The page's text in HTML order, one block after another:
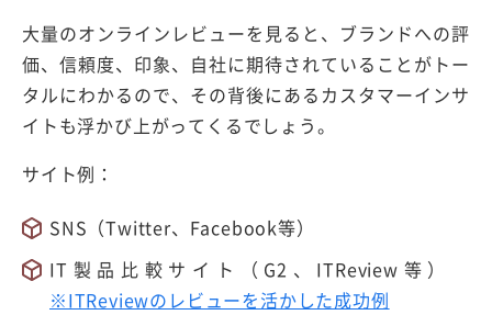
大量のオンラインレビューを見ると、ブランドへの評
価、信頼度、印象、自社に期待されていることがトー
タルにわかるので、その背後にあるカスタマーインサ
イトも浮かび上がってくるでしょう。
サイト例：
SNS（Twitter、Facebook等）
IT製品比較サイト（G2、ITReview等）
※ITReviewのレビューを活かした成功例